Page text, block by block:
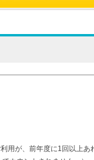
用が、前年度に1回以上あ